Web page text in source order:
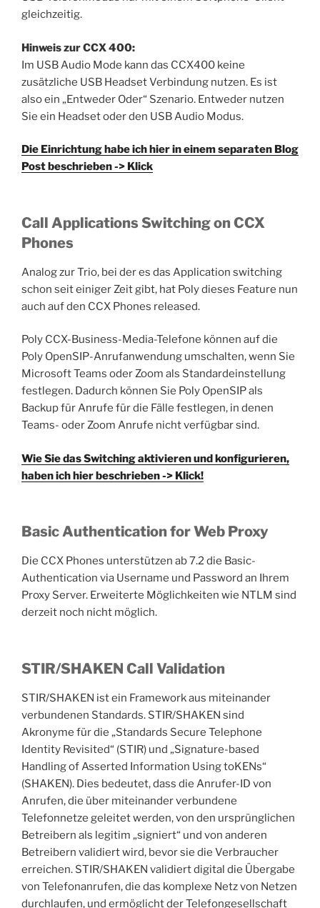
gleichzeitig.
Hinweis zur CCX 400:
Im USB Audio Mode kann das CCX400 keine
zusätzliche USB Headset Verbindung nutzen. Es ist
also ein „Entweder Oder“ Szenario. Entweder nutzen
Sie ein Headset oder den USB Audio Modus.
Die Einrichtung habe ich hier in einem separaten Blog
Post beschrieben -> Klick
Call Applications Switching on CCX
Phones
Analog zur Trio, bei der es das Application switching
schon seit einiger Zeit gibt, hat Poly dieses Feature nun
auch auf den CCX Phones released.
Poly CCX-Business-Media-Telefone können auf die
Poly OpenSIP-Anrufanwendung umschalten, wenn Sie
Microsoft Teams oder Zoom als Standardeinstellung
festlegen. Dadurch können Sie Poly OpenSIP als
Backup für Anrufe für die Fälle festlegen, in denen
Teams- oder Zoom Anrufe nicht verfügbar sind.
Wie Sie das Switching aktivieren und konfigurieren,
haben ich hier beschrieben -> Klick!
Basic Authentication for Web Proxy
Die CCX Phones unterstützen ab 7.2 die Basic-
Authentication via Username und Password an Ihrem
Proxy Server. Erweiterte Möglichkeiten wie NTLM sind
derzeit noch nicht möglich.
STIR/SHAKEN Call Validation
STIR/SHAKEN ist ein Framework aus miteinander
verbundenen Standards. STIR/SHAKEN sind
Akronyme für die „Standards Secure Telephone
Identity Revisited“ (STIR) und „Signature-based
Handling of Asserted Information Using toKENs“
(SHAKEN). Dies bedeutet, dass die Anrufer-ID von
Anrufen, die über miteinander verbundene
Telefonnetze geleitet werden, von den ursprünglichen
Betreibern als legitim „signiert“ und von anderen
Betreibern validiert wird, bevor sie die Verbraucher
erreichen. STIR/SHAKEN validiert digital die Übergabe
von Telefonanrufen, die das komplexe Netz von Netzen
durchlaufen, und ermöglicht der Telefongesellschaft